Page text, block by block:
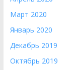
Март 2020
Январь 2020
Декабрь 2019
Октябрь 2019